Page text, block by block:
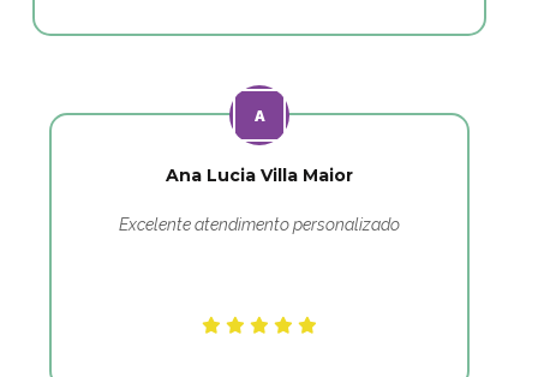
Ana Lucia Villa Maior
Excelente atendimento personalizado